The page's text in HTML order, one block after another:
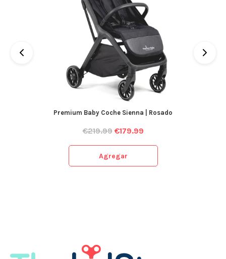
Premium Baby Coche Sienna | Rosado
€219.99 €179.99
Agregar